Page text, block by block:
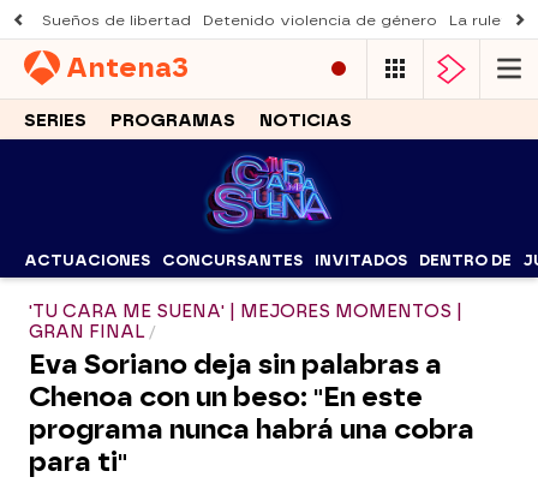
Sueños de libertad Detenido violencia de género La ruleta
Antena3
SERIES PROGRAMAS NOTICIAS
ACTUACIONES CONCURSANTES INVITADOS DENTRO DE
'TU CARA ME SUENA' | MEJORES MOMENTOS |
GRAN FINAL
Eva Soriano deja sin palabras a
Chenoa con un beso: "En este
programa nunca habrá una cobra
para ti"